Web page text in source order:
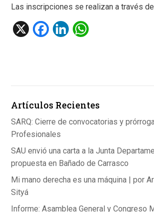
Las inscripciones se realizan a través
X
F
o
k
Li
p
p
Artículos Recientes
SARQ: Cierre de convocatorias y
Profesionales
SAU envió una carta a la Junta
propuesta en Bañado de Carrasco
Mi mano derecha es una máquina | por
Sityá
Informe: Asamblea General y Congreso